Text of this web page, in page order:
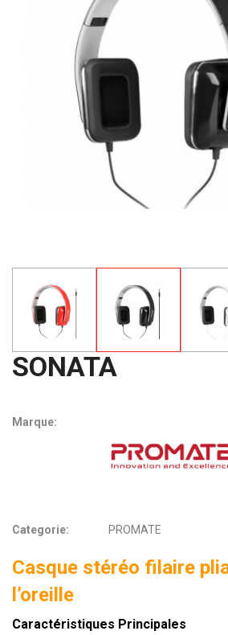
SONATA
Marque:
Categorie: PROMATE
Casque stéréo filaire
l’oreille
Caractéristiques Principales